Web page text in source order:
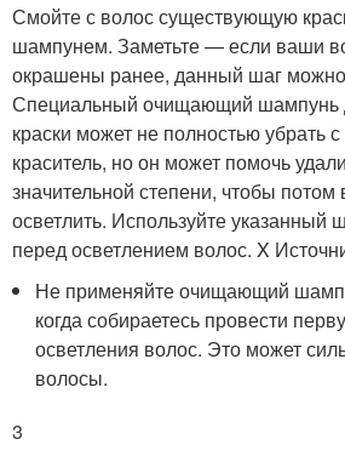
Смойте с волос существующую
шампунем. Заметьте — если ваши
окрашены ранее, данный шаг можно
Специальный очищающий шампунь
краски может не полностью убрать
краситель, но он может помочь
значительной степени, чтобы
осветлить. Используйте указанный
перед осветлением волос. X
Не применяйте очищающий
когда собираетесь провести
осветления волос. Это может
волосы.
3